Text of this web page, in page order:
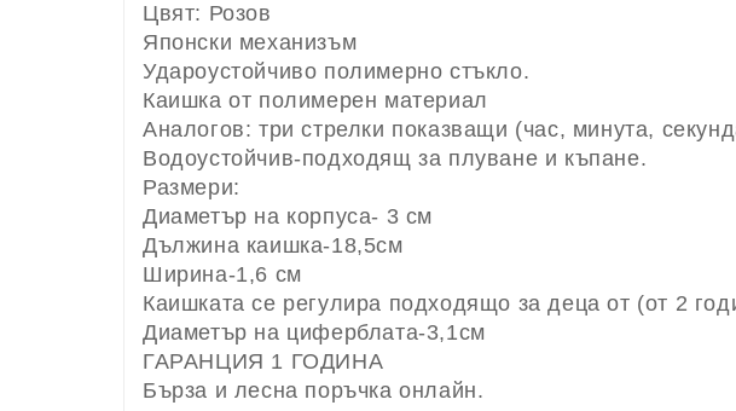
Цвят: Розов
Японски механизъм
Удароустойчиво полимерно стъкло.
Каишка от полимерен материал
Аналогов: три стрелки показващи (час, минута,
Водоустойчив-подходящ за плуване и къпане.
Размери:
Диаметър на корпуса- 3 см
Дължина каишка-18,5см
Ширина-1,6 см
Каишката се регулира подходящо за деца от (от 2
Диаметър на циферблата-3,1см
ГАРАНЦИЯ 1 ГОДИНА
Бърза и лесна поръчка онлайн.